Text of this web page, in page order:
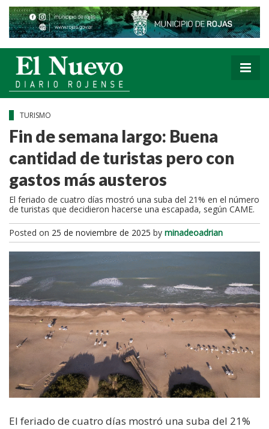
TURISMO
Fin de semana largo: Buena
cantidad de turistas pero con
gastos más austeros
El feriado de cuatro días mostró una suba del 21% en el número
de turistas que decidieron hacerse una escapada, según CAME.
Posted on 25 de noviembre de 2025 by minadeoadrian
El feriado de cuatro días mostró una suba del 21%